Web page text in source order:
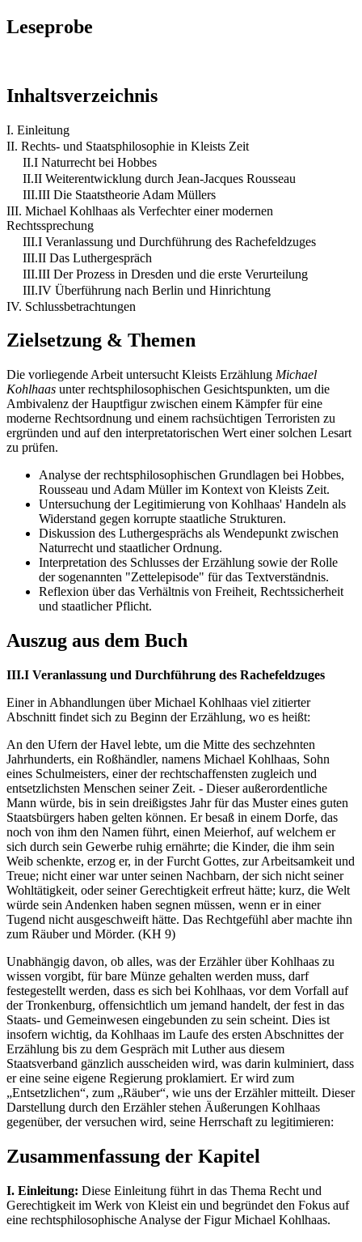
Leseprobe
Inhaltsverzeichnis
I. Einleitung
II. Rechts- und Staatsphilosophie in Kleists Zeit
II.I Naturrecht bei Hobbes
II.II Weiterentwicklung durch Jean-Jacques Rousseau
III.III Die Staatstheorie Adam Müllers
III. Michael Kohlhaas als Verfechter einer modernen
Rechtssprechung
III.I Veranlassung und Durchführung des Rachefeldzuges
III.II Das Luthergespräch
III.III Der Prozess in Dresden und die erste Verurteilung
III.IV Überführung nach Berlin und Hinrichtung
IV. Schlussbetrachtungen
Zielsetzung & Themen
Die vorliegende Arbeit untersucht Kleists Erzählung Michael
Kohlhaas unter rechtsphilosophischen Gesichtspunkten, um die
Ambivalenz der Hauptfigur zwischen einem Kämpfer für eine
moderne Rechtsordnung und einem rachsüchtigen Terroristen zu
ergründen und auf den interpretatorischen Wert einer solchen Lesart
zu prüfen.
Analyse der rechtsphilosophischen Grundlagen bei Hobbes,
Rousseau und Adam Müller im Kontext von Kleists Zeit.
Untersuchung der Legitimierung von Kohlhaas' Handeln als
Widerstand gegen korrupte staatliche Strukturen.
Diskussion des Luthergesprächs als Wendepunkt zwischen
Naturrecht und staatlicher Ordnung.
Interpretation des Schlusses der Erzählung sowie der Rolle
der sogenannten "Zettelepisode" für das Textverständnis.
Reflexion über das Verhältnis von Freiheit, Rechtssicherheit
und staatlicher Pflicht.
Auszug aus dem Buch
III.I Veranlassung und Durchführung des Rachefeldzuges
Einer in Abhandlungen über Michael Kohlhaas viel zitierter
Abschnitt findet sich zu Beginn der Erzählung, wo es heißt:
An den Ufern der Havel lebte, um die Mitte des sechzehnten
Jahrhunderts, ein Roßhändler, namens Michael Kohlhaas, Sohn
eines Schulmeisters, einer der rechtschaffensten zugleich und
entsetzlichsten Menschen seiner Zeit. - Dieser außerordentliche
Mann würde, bis in sein dreißigstes Jahr für das Muster eines guten
Staatsbürgers haben gelten können. Er besaß in einem Dorfe, das
noch von ihm den Namen führt, einen Meierhof, auf welchem er
sich durch sein Gewerbe ruhig ernährte; die Kinder, die ihm sein
Weib schenkte, erzog er, in der Furcht Gottes, zur Arbeitsamkeit und
Treue; nicht einer war unter seinen Nachbarn, der sich nicht seiner
Wohltätigkeit, oder seiner Gerechtigkeit erfreut hätte; kurz, die Welt
würde sein Andenken haben segnen müssen, wenn er in einer
Tugend nicht ausgeschweift hätte. Das Rechtgefühl aber machte ihn
zum Räuber und Mörder. (KH 9)
Unabhängig davon, ob alles, was der Erzähler über Kohlhaas zu
wissen vorgibt, für bare Münze gehalten werden muss, darf
festegestellt werden, dass es sich bei Kohlhaas, vor dem Vorfall auf
der Tronkenburg, offensichtlich um jemand handelt, der fest in das
Staats- und Gemeinwesen eingebunden zu sein scheint. Dies ist
insofern wichtig, da Kohlhaas im Laufe des ersten Abschnittes der
Erzählung bis zu dem Gespräch mit Luther aus diesem
Staatsverband gänzlich ausscheiden wird, was darin kulminiert, dass
er eine seine eigene Regierung proklamiert. Er wird zum
„Entsetzlichen“, zum „Räuber“, wie uns der Erzähler mitteilt. Dieser
Darstellung durch den Erzähler stehen Äußerungen Kohlhaas
gegenüber, der versuchen wird, seine Herrschaft zu legitimieren:
Zusammenfassung der Kapitel
I. Einleitung: Diese Einleitung führt in das Thema Recht und
Gerechtigkeit im Werk von Kleist ein und begründet den Fokus auf
eine rechtsphilosophische Analyse der Figur Michael Kohlhaas.